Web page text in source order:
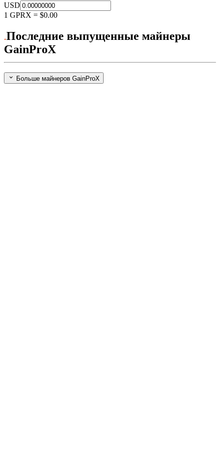
USD
1 GPRX = $0.00
Последние выпущенные майнеры
GainProX
Больше майнеров GainProX